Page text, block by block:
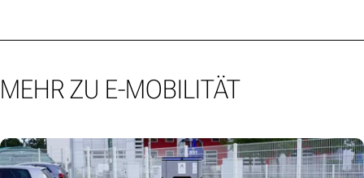
MEHR ZU E-MOBILITÄT